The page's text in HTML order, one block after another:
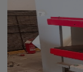
1600 x
N° 3
Spinta